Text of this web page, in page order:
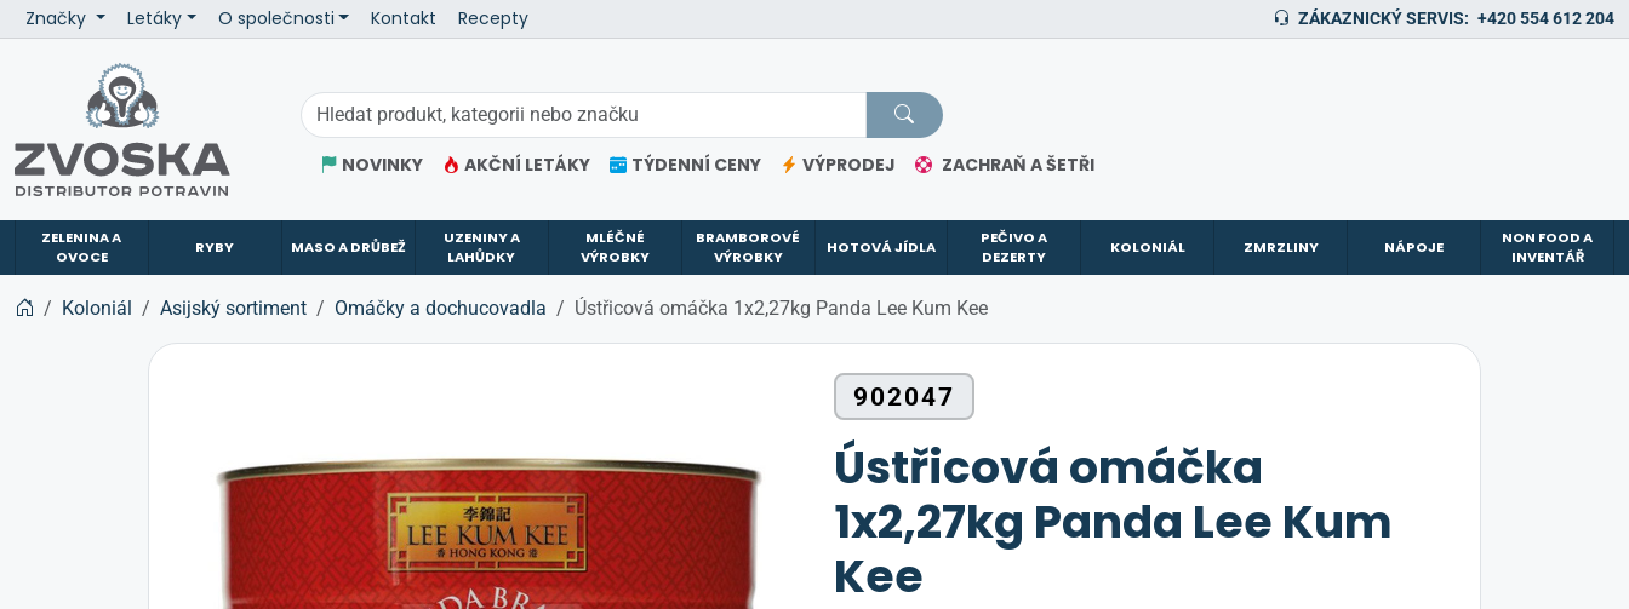
Značky Letáky O společnosti Kontakt Recepty ZÁKAZNICKÝ SERVIS: +420 554 612 204
NOVINKY AKČNÍ LETÁKY TÝDENNÍ CENY VÝPRODEJ ZACHRAŇ A ŠETŘI
ZELENINA A
OVOCE
RYBY MASO A DRŮBEŽ
UZENINY A
LAHŮDKY
MLÉČNÉ
VÝROBKY
BRAMBOROVÉ
VÝROBKY
HOTOVÁ JÍDLA
PEČIVO A
DEZERTY
KOLONIÁL ZMRZLINY NÁPOJE
NON FOOD A
INVENTÁŘ
Koloniál Asijský sortiment Omáčky a dochucovadla Ústřicová omáčka 1x2,27kg Panda Lee Kum Kee
902047
Ústřicová omáčka
1x2,27kg Panda Lee Kum
Kee